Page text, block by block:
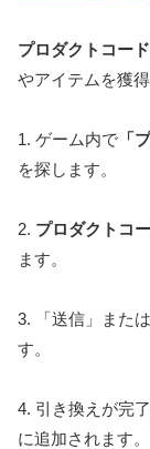
プロダクトコード
やアイテムを獲
1. ゲーム内で 「
を探します。
2. プロダクトコ
ます。
3. 「送信」また
す。
4. 引き換えが完
に追加されます。